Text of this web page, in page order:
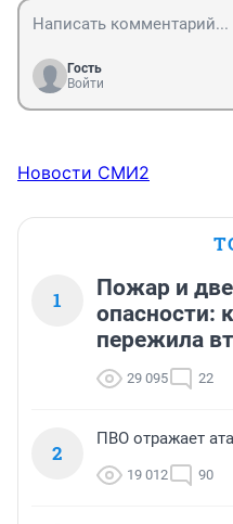
Гость
Войти
Новости СМИ2
1
Пожар и
опасности:
пережила
29 095 22
2
ПВО отражает
19 012 90